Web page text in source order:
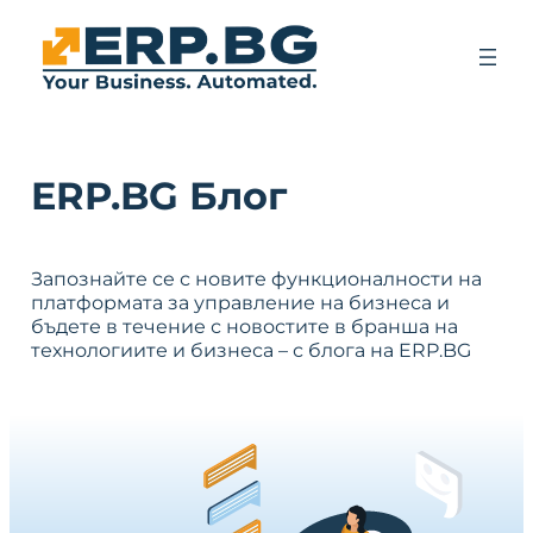
ERP.BG Блог
Запознайте се с новите функционалности на
платформата за управление на бизнеса и
бъдете в течение с новостите в бранша на
технологиите и бизнеса – с блога на ERP.BG